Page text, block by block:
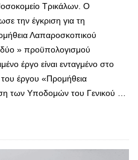
Τρικάλων. Ο
την έγκριση για τη
Λαπαροσκοπικού
» προϋπολογισμού
έργο είναι ενταγμένο στο
έργου «Προμήθεια
των Υποδομών του Γενικού …